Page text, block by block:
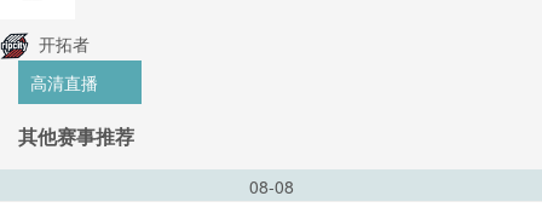
开拓者
高清直播
其他赛事推荐
08-08